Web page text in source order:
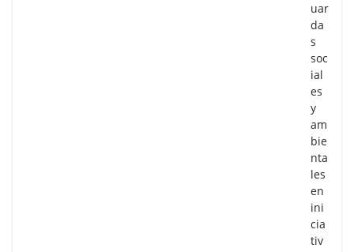
uar
da
s
soc
ial
es
y
am
bie
nta
les
en
ini
cia
tiv